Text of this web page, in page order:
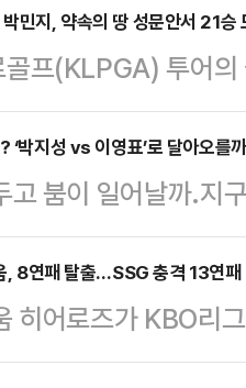
이렇다 할 차익실현
에 따른 수급 변화
지수는 6조원 넘는
로 마감했다.삼성
흐름이 재확인됐다.
민지, 약속의 땅 성문안서 21승
골프(KLPGA) 투어
역사의 무대로 향
퀸즈 마스터즈(총상
리클럽(파72·6615
시즌 최고 상금 규
관심도 어느 때보다
달 열린 Sh수협은행
…
‘박지성 vs 이영표’로 달아오를까
고 붐이 일어날까.지
않고 공동 중계에
기다.월드컵을 치르
한 온전한 응원 열기
규 대한축구협회장
, 8연패 탈출…SSG 충격 13연패
히어로즈가 KBO리
우라의 활약을 앞세